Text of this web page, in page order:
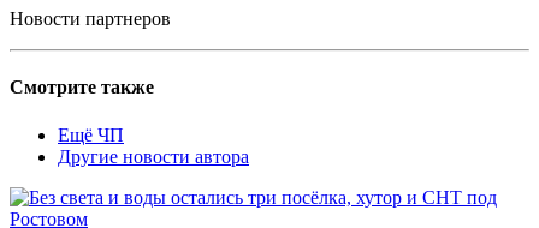
Новости партнеров
Смотрите также
Ещё ЧП
Другие новости автора